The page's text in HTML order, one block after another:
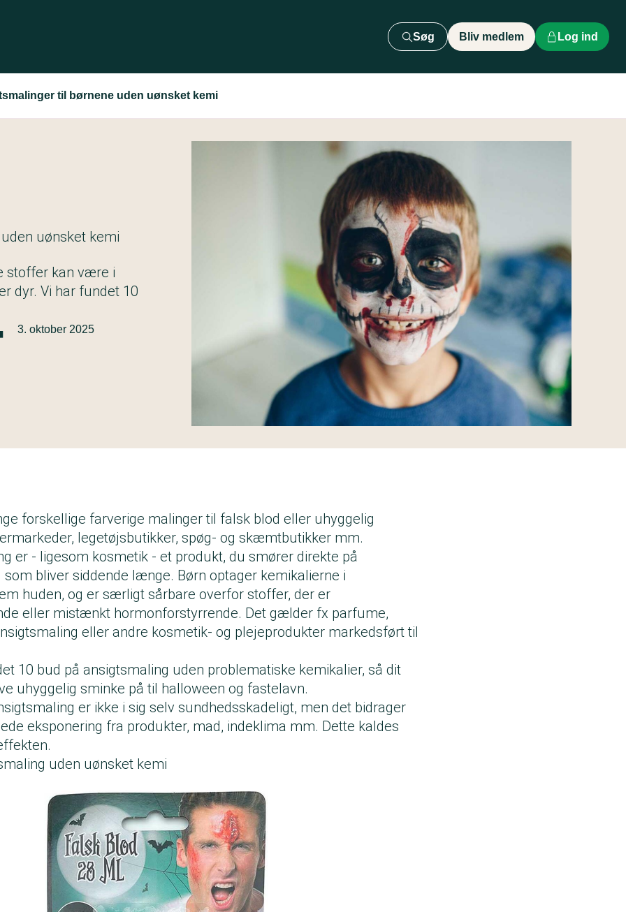
Søg Bliv medlem Log ind
til børnene uden uønsket kemi
uønsket kemi
stoffer kan være i
dyr. Vi har fundet 10
3. oktober 2025
forskellige farverige malinger til falsk blod eller uhyggelig
legetøjsbutikker, spøg- og skæmtbutikker mm.
er - ligesom kosmetik - et produkt, du smører direkte på
som bliver siddende længe. Børn optager kemikalierne i
huden, og er særligt sårbare overfor stoffer, der er
eller mistænkt hormonforstyrrende. Det gælder fx parfume,
eller andre kosmetik- og plejeprodukter markedsført til
10 bud på ansigtsmaling uden problematiske kemikalier, så dit
uhyggelig sminke på til halloween og fastelavn.
er ikke i sig selv sundhedsskadeligt, men det bidrager
eksponering fra produkter, mad, indeklima mm. Dette kaldes
uden uønsket kemi